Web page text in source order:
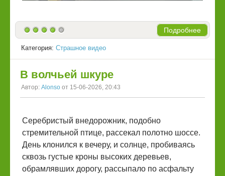
Подробнее
Категория: Страшное видео
В волчьей шкуре
Автор: Alonso от 15-06-2026, 20:43
Серебристый внедорожник, подобно
стремительной птице, рассекал полотно шоссе.
День клонился к вечеру, и солнце, пробиваясь
сквозь густые кроны высоких деревьев,
обрамлявших дорогу, рассыпало по асфальту